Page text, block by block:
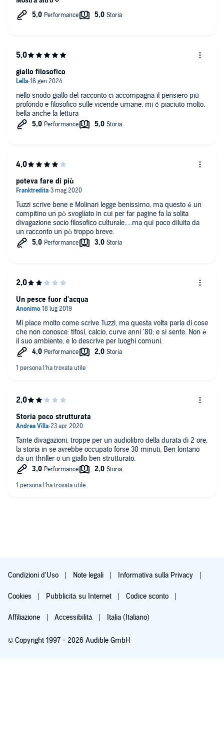
colpevole sentendosi comunque in errore?
nello snodo giallo del racconto ci accompagna il pensiero più
profondo e filosofico sulle vicende umane. mi è piaciuto molto.
bella anche la lettura
giallo filosofico
Tuzzi scrive bene e Molinari legge benissimo, ma questo é un
compitino un pò svogliato in cui per far pagine fa la solita
divagazione socio filosofico culturale.....ma qui poco diluita da
un racconto un pò troppo breve.
poteva fare di più
Mi piace molto come scrive Tuzzi, ma questa volta parla di cose
che non conosce: tifosi, calcio, curve anni '80; e si sente. Non è
il suo ambiente, e lo descrive per luoghi comuni.
Un pesce fuor d'acqua
Tante divagazioni, troppe per un audiolibro della durata di 2 ore,
la storia in se avrebbe occupato forse 30 minuti. Ben lontano
da un thriller o un giallo ben strutturato.
Storia poco strutturata
Condizioni d'Uso Note legali Informativa sulla Privacy
Cookies Pubblicità su Internet Codice sconto
Affiliazione Accessibilità Italia (Italiano)
© Copyright 1997 - 2026 Audible GmbH